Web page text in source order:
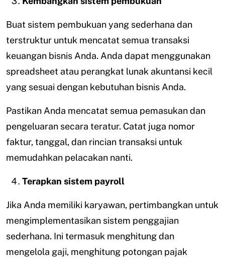
Buat sistem pembukuan yang sederhana dan
terstruktur untuk mencatat semua transaksi
keuangan bisnis Anda. Anda dapat menggunakan
spreadsheet atau perangkat lunak akuntansi kecil
yang sesuai dengan kebutuhan bisnis Anda.
Pastikan Anda mencatat semua pemasukan dan
pengeluaran secara teratur. Catat juga nomor
faktur, tanggal, dan rincian transaksi untuk
memudahkan pelacakan nanti.
Terapkan sistem payroll
Jika Anda memiliki karyawan, pertimbangkan untuk
mengimplementasikan sistem penggajian
sederhana. Ini termasuk menghitung dan
mengelola gaji, menghitung potongan pajak